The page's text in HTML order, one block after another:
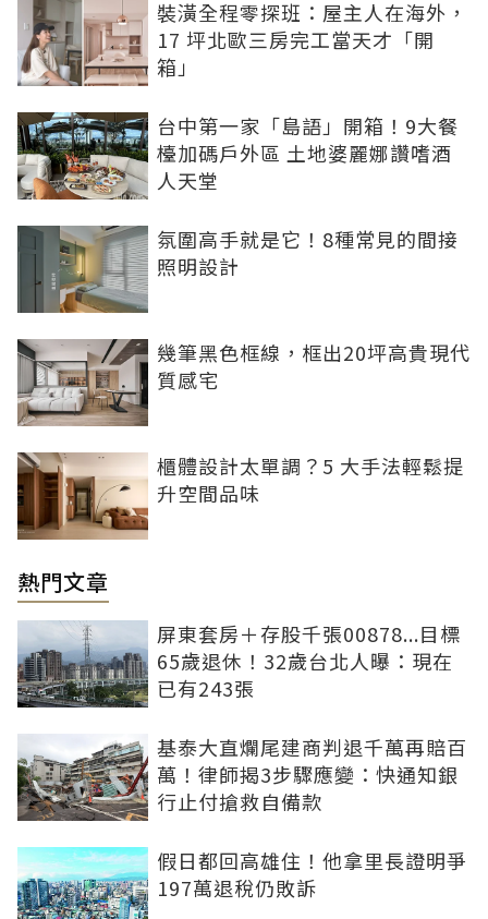
裝潢全程零探班：屋主人在海外，
17 坪北歐三房完工當天才「開
箱」
台中第一家「島語」開箱！9大餐
檯加碼戶外區 土地婆麗娜讚嗜酒
人天堂
氛圍高手就是它！8種常見的間接
照明設計
幾筆黑色框線，框出20坪高貴現代
質感宅
櫃體設計太單調？5 大手法輕鬆提
升空間品味
熱門文章
屏東套房＋存股千張00878...目標
65歲退休！32歲台北人曝：現在
已有243張
基泰大直爛尾建商判退千萬再賠百
萬！律師揭3步驟應變：快通知銀
行止付搶救自備款
假日都回高雄住！他拿里長證明爭
197萬退稅仍敗訴